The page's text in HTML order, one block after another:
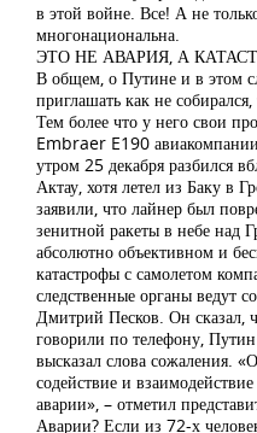
в этой войне. Все! А не
многонациональна.
ЭТО НЕ АВАРИЯ, А
В общем, о Путине и в этом
приглашать как не
Тем более что у него свои
Embraer E190
утром 25 декабря разбился
Актау, хотя летел из Баку в
заявили, что лайнер был
зенитной ракеты в небе над
абсолютно объективном и
катастрофы с самолетом
следственные органы ведут
Дмитрий Песков. Он
говорили по телефону,
высказал слова сожаления.
содействие и
аварии», – отметил
Аварии? Если из 72-х